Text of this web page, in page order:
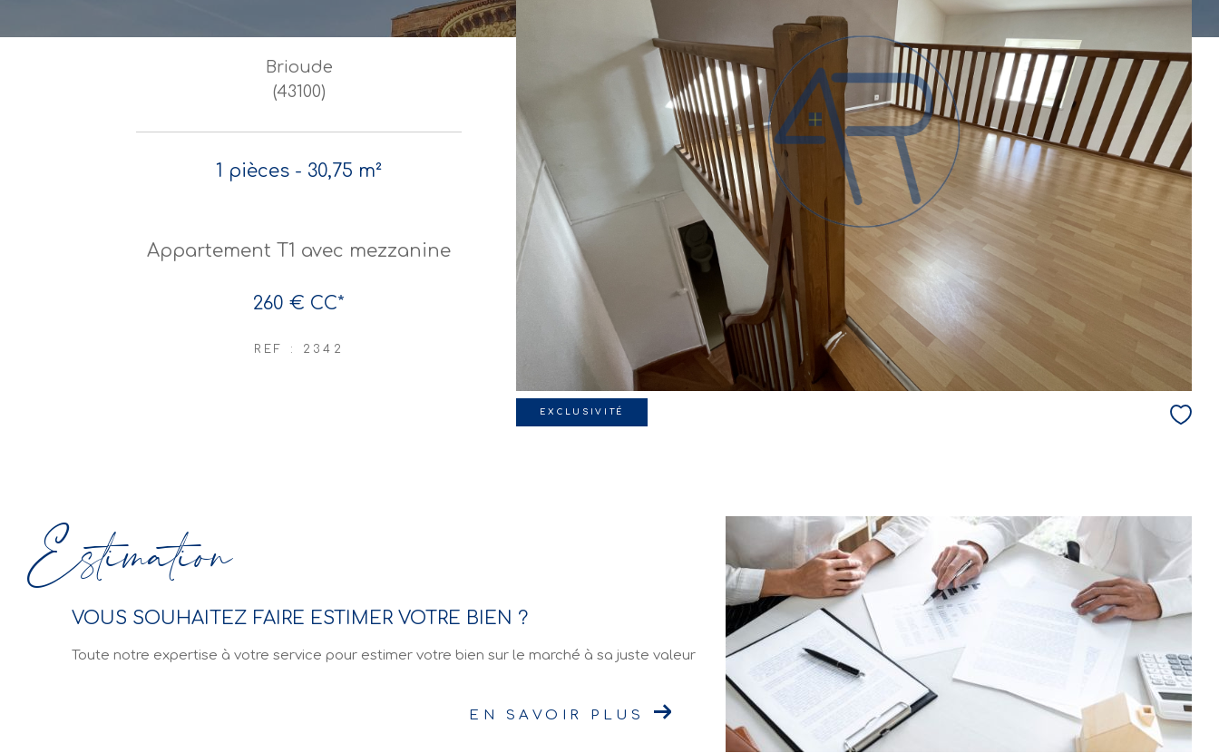
Brioude
(43100)
1 pièces - 30,75 m²
Appartement T1 avec mezzanine
260 € CC*
REF : 2342
EXCLUSIVITÉ
Estimation
VOUS SOUHAITEZ FAIRE ESTIMER VOTRE BIEN ?
Toute notre expertise à votre service pour estimer votre bien sur le marché à sa juste valeur
EN SAVOIR PLUS